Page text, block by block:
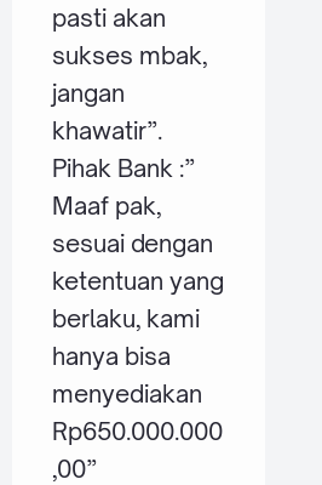
pasti akan
sukses mbak,
jangan
khawatir”.
Pihak Bank :”
Maaf pak,
sesuai dengan
ketentuan yang
berlaku, kami
hanya bisa
menyediakan
Rp650.000.000
,00”